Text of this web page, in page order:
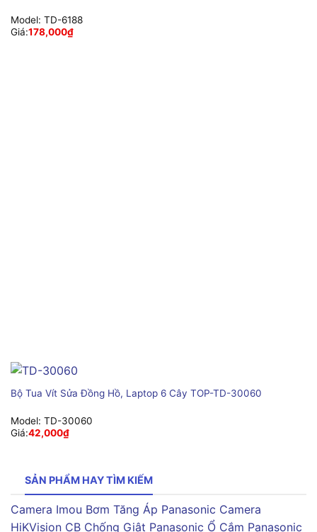
Model: TD-6188
Giá:178,000₫
Bộ Tua Vít Sửa Đồng Hồ, Laptop 6 Cây TOP-TD-30060
Model: TD-30060
Giá:42,000₫
SẢN PHẨM HAY TÌM KIẾM
Camera Imou Bơm Tăng Áp Panasonic Camera
HiKVision CB Chống Giật Panasonic Ổ Cắm Panasonic